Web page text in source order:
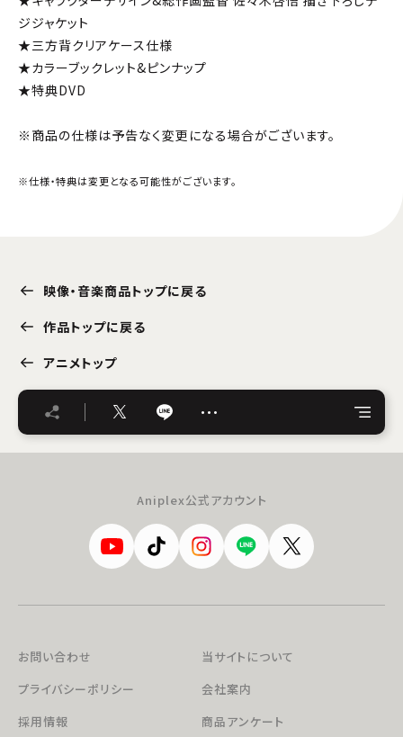
ジジャケット
★三方背クリアケース仕様
★カラーブックレット&ピンナップ
★特典DVD
※商品の仕様は予告なく変更になる場合がございます。
※仕様・特典は変更となる可能性がございます。
映像・音楽商品トップに戻る
作品トップに戻る
アニメトップ
…
Aniplex公式アカウント
お問い合わせ
当サイトについて
プライバシーポリシー
会社案内
採用情報
商品アンケート